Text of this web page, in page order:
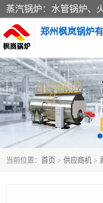
郑州枫岚锅炉
当前位置： 首页 > 供应商机 >